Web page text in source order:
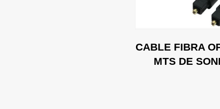
CABLE FIBRA
MTS DE